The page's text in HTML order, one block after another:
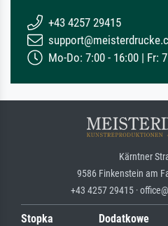
+43 4257 29415
Mo-Do: 7:00 - 16:00 | Fr:
Kärntner
9586 Finkenstein am
+43 4257 29415 ·
Stopka
Dodatkowe